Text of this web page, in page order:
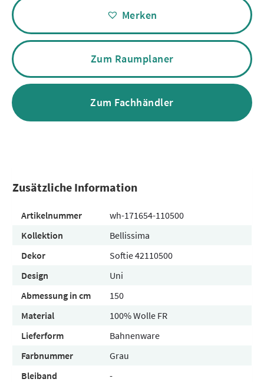
Alternative:
Merken
Zum Raumplaner
Zum Fachhändler
Zusätzliche Information
Artikelnummer
wh-171654-110500
Kollektion
Bellissima
Dekor
Softie 42110500
Design
Uni
Abmessung in cm
150
Material
100% Wolle FR
Lieferform
Bahnenware
Farbnummer
Grau
Bleiband
-